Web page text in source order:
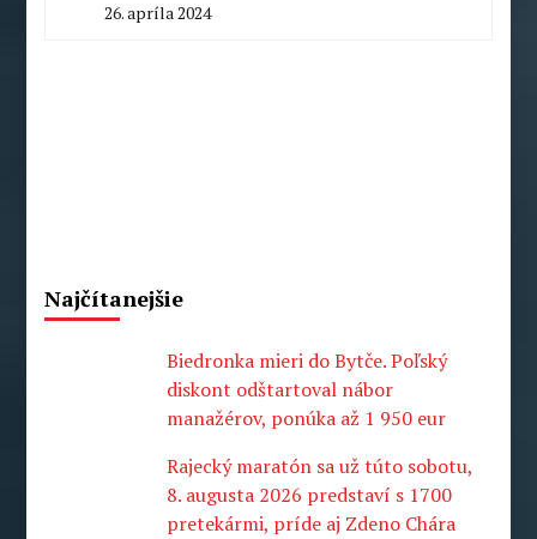
26. apríla 2024
Najčítanejšie
Biedronka mieri do Bytče. Poľský
diskont odštartoval nábor
manažérov, ponúka až 1 950 eur
Rajecký maratón sa už túto sobotu,
8. augusta 2026 predstaví s 1700
pretekármi, príde aj Zdeno Chára